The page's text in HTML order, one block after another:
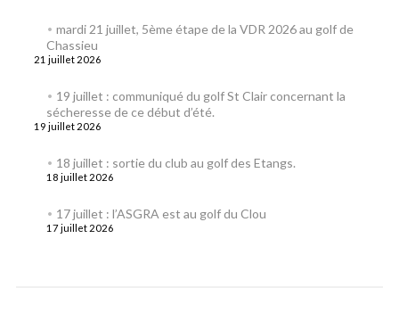
mardi 21 juillet, 5ème étape de la VDR 2026 au golf de
Chassieu
21 juillet 2026
19 juillet : communiqué du golf St Clair concernant la
sécheresse de ce début d’été.
19 juillet 2026
18 juillet : sortie du club au golf des Etangs.
18 juillet 2026
17 juillet : l’ASGRA est au golf du Clou
17 juillet 2026